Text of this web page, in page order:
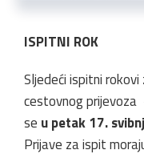
ISPITNI ROK
Sljedeći ispitni
cestovnog prijevoza
se u petak 17.
Prijave za ispit